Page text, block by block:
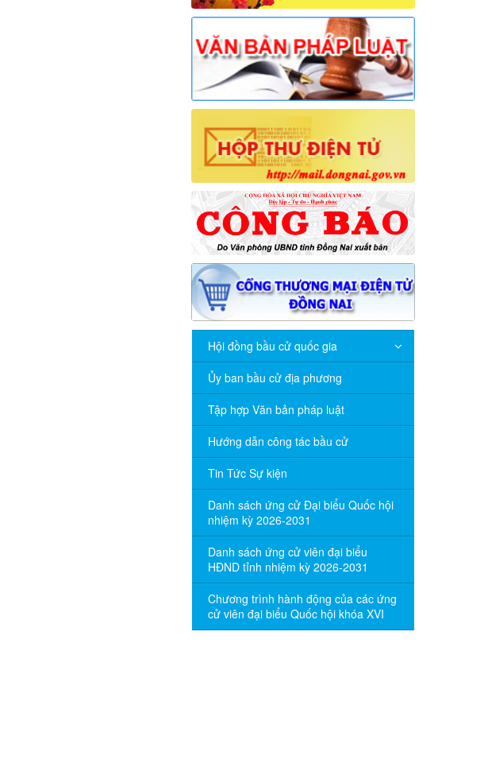
Hội đồng bầu cử quốc gia
Ủy ban bầu cử địa phương
Tập hợp Văn bản pháp luật
Hướng dẫn công tác bầu cử
Tin Tức Sự kiện
Danh sách ứng cử Đại biểu Quốc hội
nhiệm kỳ 2026-2031
Danh sách ứng cử viên đại biểu
HĐND tỉnh nhiệm kỳ 2026-2031
Chương trình hành động của các ứng
cử viên đại biểu Quốc hội khóa XVI